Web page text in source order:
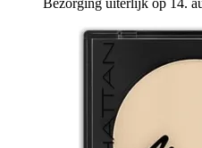
Bezorging uiterlijk op 14.